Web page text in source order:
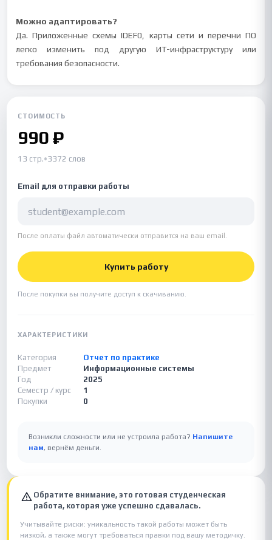
Можно адаптировать?
Да. Приложенные схемы IDEF0, карты сети и перечни ПО
легко изменить под другую ИТ-инфраструктуру или
требования безопасности.
СТОИМОСТЬ
990 ₽
13 стр.•3372 слов
Email для отправки работы
После оплаты файл автоматически отправится на ваш email.
Купить работу
После покупки вы получите доступ к скачиванию.
ХАРАКТЕРИСТИКИ
Категория
Отчет по практике
Предмет
Информационные системы
Год
2025
Семестр / курс
1
Покупки
0
Возникли сложности или не устроила работа? Напишите
нам, вернём деньги.
Обратите внимание, это готовая студенческая
работа, которая уже успешно сдавалась.
Учитывайте риски: уникальность такой работы может быть
низкой, а также могут требоваться правки под вашу методичку.